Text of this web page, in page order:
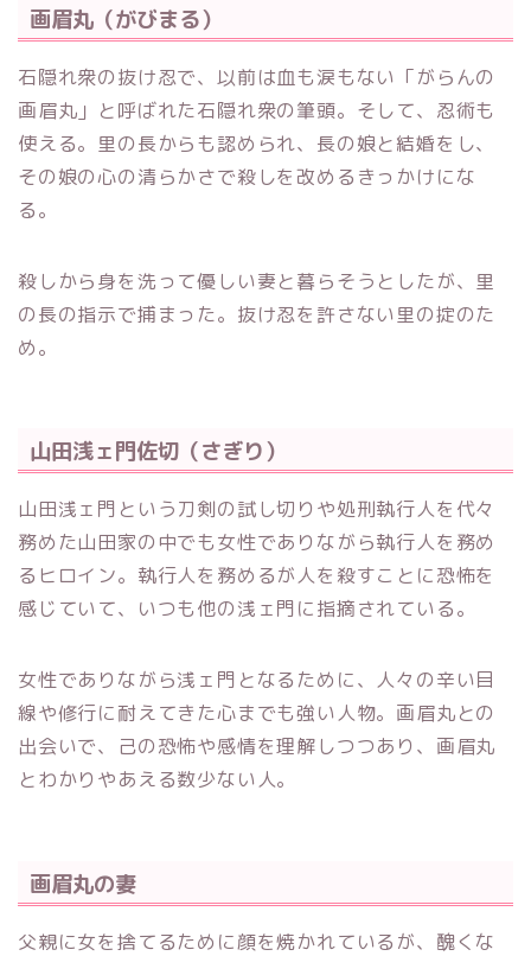
画眉丸（がびまる）
石隠れ衆の抜け忍で、以前は血も涙もない「がらんの
画眉丸」と呼ばれた石隠れ衆の筆頭。そして、忍術も
使える。里の長からも認められ、長の娘と結婚をし、
その娘の心の清らかさで殺しを改めるきっかけにな
る。
殺しから身を洗って優しい妻と暮らそうとしたが、里
の長の指示で捕まった。抜け忍を許さない里の掟のた
め。
山田浅ェ門佐切（さぎり）
山田浅ェ門という刀剣の試し切りや処刑執行人を代々
務めた山田家の中でも女性でありながら執行人を務め
るヒロイン。執行人を務めるが人を殺すことに恐怖を
感じていて、いつも他の浅ェ門に指摘されている。
女性でありながら浅ェ門となるために、人々の辛い目
線や修行に耐えてきた心までも強い人物。画眉丸との
出会いで、己の恐怖や感情を理解しつつあり、画眉丸
とわかりやあえる数少ない人。
画眉丸の妻
父親に女を捨てるために顔を焼かれているが、醜くな